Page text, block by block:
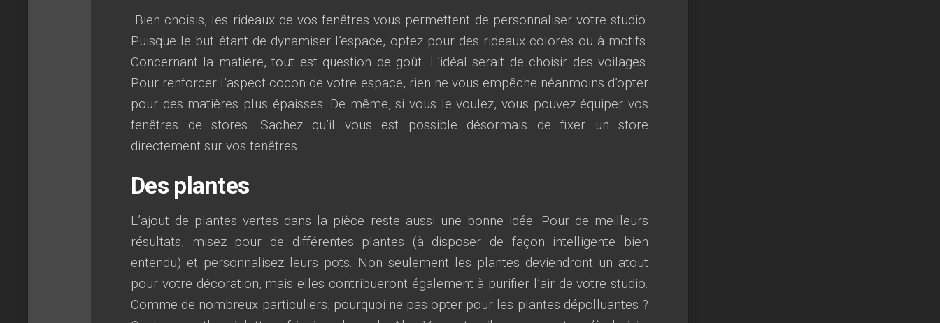
Bien choisis, les rideaux de vos fenêtres vous permettent de personnaliser votre studio.
Puisque le but étant de dynamiser l’espace, optez pour des rideaux colorés ou à motifs.
Concernant la matière, tout est question de goût. L’idéal serait de choisir des voilages.
Pour renforcer l’aspect cocon de votre espace, rien ne vous empêche néanmoins d’opter
pour des matières plus épaisses. De même, si vous le voulez, vous pouvez équiper vos
fenêtres de stores. Sachez qu’il vous est possible désormais de fixer un store
directement sur vos fenêtres.
Des plantes
L’ajout de plantes vertes dans la pièce reste aussi une bonne idée. Pour de meilleurs
résultats, misez pour de différentes plantes (à disposer de façon intelligente bien
entendu) et personnalisez leurs pots. Non seulement les plantes deviendront un atout
pour votre décoration, mais elles contribueront également à purifier l’air de votre studio.
Comme de nombreux particuliers, pourquoi ne pas opter pour les plantes dépolluantes ?